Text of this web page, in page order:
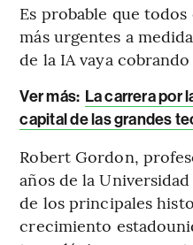
Es probable que todos
más urgentes a
de la IA vaya
Ver más: La carrera por
capital de las grandes
Robert Gordon,
años de la
de los principales
crecimiento